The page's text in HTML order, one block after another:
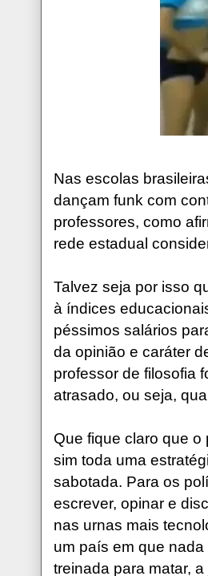
Nas escolas
dançam funk com
professores, como
rede estadual
Talvez seja por isso
à índices
péssimos salários
da opinião e caráter
professor de filosofia
atrasado, ou seja,
Que fique claro que
sim toda uma
sabotada. Para os
escrever, opinar e
nas urnas mais
um país em que
treinada para matar,